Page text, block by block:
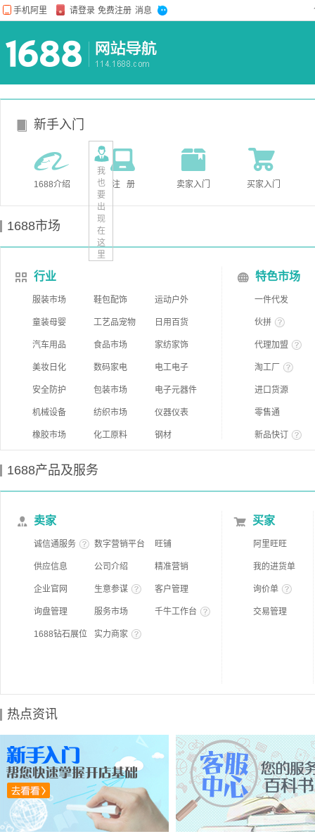
新手入门
1688介绍 注 册 卖家入门 买家入门
1688市场
行业
服装市场 鞋包配饰 运动户外
童装母婴 工艺品宠物 日用百货
汽车用品 食品市场 家纺家饰
美妆日化 数码家电 电工电子
安全防护 包装市场 电子元器件
机械设备 纺织市场 仪器仪表
橡胶市场 化工原料 钢材
特色市场
一件代发
伙拼
代理加盟
淘工厂
进口货源
零售通
新品快订
1688产品及服务
卖家
诚信通服务 数字营销平台 旺铺
供应信息 公司介绍 精准营销
企业官网 生意参谋 客户管理
询盘管理 服务市场 千牛工作台
1688钻石展位 实力商家
买家
阿里旺旺
我的进货单
询价单
交易管理
热点资讯
我
也
要
出
现
在
这
里